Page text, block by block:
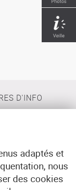
D'INFO
adaptés et
nous
des cookies